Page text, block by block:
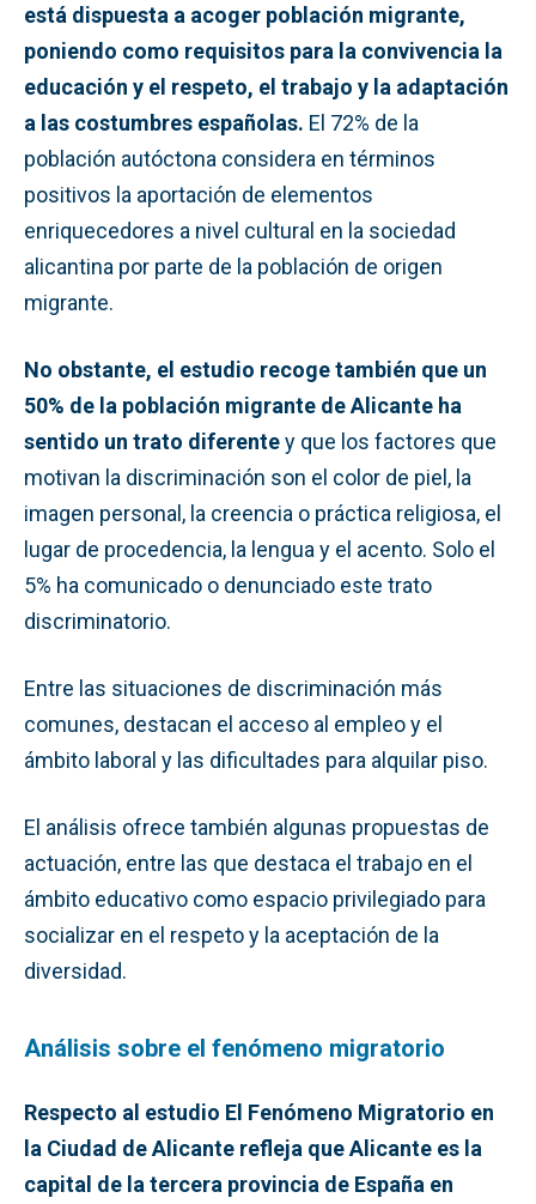
está dispuesta a acoger población migrante,
poniendo como requisitos para la convivencia la
educación y el respeto, el trabajo y la adaptación
a las costumbres españolas. El 72% de la
población autóctona considera en términos
positivos la aportación de elementos
enriquecedores a nivel cultural en la sociedad
alicantina por parte de la población de origen
migrante.
No obstante, el estudio recoge también que un
50% de la población migrante de Alicante ha
sentido un trato diferentey que los factores que
motivan la discriminación son el color de piel, la
imagen personal, la creencia o práctica religiosa, el
lugar de procedencia, la lengua y el acento. Solo el
5% ha comunicado o denunciado este trato
discriminatorio.
Entre las situaciones de discriminación más
comunes, destacan el acceso al empleo y el
ámbito laboral y las dificultades para alquilar piso.
El análisis ofrece también algunas propuestas de
actuación, entre las que destaca el trabajo en el
ámbito educativo como espacio privilegiado para
socializar en el respeto y la aceptación de la
diversidad.
Análisis sobre el fenómeno migratorio
Respecto al estudio El Fenómeno Migratorio en
la Ciudad de Alicante refleja que Alicante es la
capital de la tercera provincia de España en